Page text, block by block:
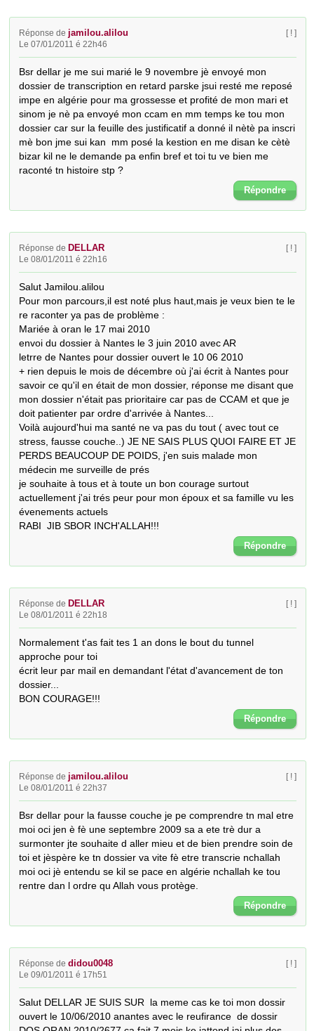
Réponse de jamilou.alilou
Le 07/01/2011 é 22h46
[ ! ]
Bsr dellar je me sui marié le 9 novembre jè envoyé mon
dossier de transcription en retard parske jsui resté me reposé
impe en algérie pour ma grossesse et profité de mon mari et
sinom je nè pa envoyé mon ccam en mm temps ke tou mon
dossier car sur la feuille des justificatif a donné il nètè pa inscri
mè bon jme sui kan  mm posé la kestion en me disan ke cètè
bizar kil ne le demande pa enfin bref et toi tu ve bien me
raconté tn histoire stp ?
Répondre
Réponse de DELLAR
Le 08/01/2011 é 22h16
[ ! ]
Salut Jamilou.alilou
Pour mon parcours,il est noté plus haut,mais je veux bien te le
re raconter ya pas de problème :
Mariée à oran le 17 mai 2010
envoi du dossier à Nantes le 3 juin 2010 avec AR
letrre de Nantes pour dossier ouvert le 10 06 2010
+ rien depuis le mois de décembre où j'ai écrit à Nantes pour
savoir ce qu'il en était de mon dossier, réponse me disant que
mon dossier n'était pas prioritaire car pas de CCAM et que je
doit patienter par ordre d'arrivée à Nantes...
Voilà aujourd'hui ma santé ne va pas du tout ( avec tout ce
stress, fausse couche..) JE NE SAIS PLUS QUOI FAIRE ET JE
PERDS BEAUCOUP DE POIDS, j'en suis malade mon
médecin me surveille de prés
je souhaite à tous et à toute un bon courage surtout
actuellement j'ai trés peur pour mon époux et sa famille vu les
évenements actuels
RABI  JIB SBOR INCH'ALLAH!!!
Répondre
Réponse de DELLAR
Le 08/01/2011 é 22h18
[ ! ]
Normalement t'as fait tes 1 an dons le bout du tunnel
approche pour toi
écrit leur par mail en demandant l'état d'avancement de ton
dossier...
BON COURAGE!!!
Répondre
Réponse de jamilou.alilou
Le 08/01/2011 é 22h37
[ ! ]
Bsr dellar pour la fausse couche je pe comprendre tn mal etre
moi oci jen è fè une septembre 2009 sa a ete trè dur a
surmonter jte souhaite d aller mieu et de bien prendre soin de
toi et jèspère ke tn dossier va vite fè etre transcrie nchallah
moi oci jè entendu se kil se pace en algérie nchallah ke tou
rentre dan l ordre qu Allah vous protège.
Répondre
Réponse dedidou0048
Le 09/01/2011 é 17h51
[ ! ]
Salut DELLAR JE SUIS SUR  la meme cas ke toi mon dossir
ouvert le 10/06/2010 anantes avec le reufirance  de dossir